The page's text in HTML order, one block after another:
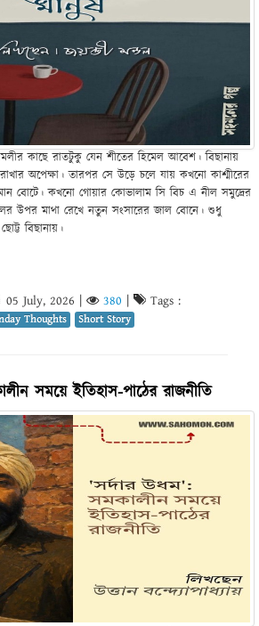
কাছে রাতটুকু যেন শীতের হিমেল আবেশ। বিছানায়
অপেক্ষা। তারপর সে উড়ে চলে যায় কখনো কাশ্মীরের
বোটে। কখনো গোয়ার কোভালাম সি বিচ এ নীল সমুদ্রের
উপর মাথা রেখে নতুন সংসারের জাল বোনে। শুধু
বিছানায়।
05 July, 2026 380 Tags :
Thoughts Short Story
সময়ে ইতিহাস-পাঠের রাজনীতি